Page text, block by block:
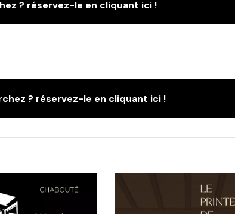
? réservez-le en cliquant ici !
? réservez-le en cliquant ici !